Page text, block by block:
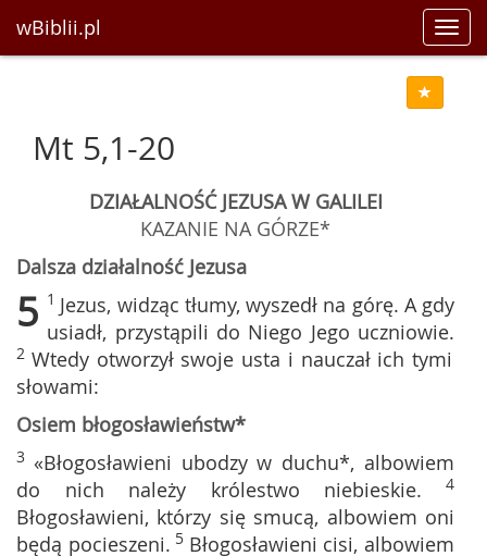
wBiblii.pl
Mt 5,1-20
DZIAŁALNOŚĆ JEZUSA W GALILEI
KAZANIE NA GÓRZE*
Dalsza działalność Jezusa
5 1 Jezus, widząc tłumy, wyszedł na górę. A gdy
usiadł, przystąpili do Niego Jego uczniowie.
2 Wtedy otworzył swoje usta i nauczał ich tymi
słowami:
Osiem błogosławieństw*
3 «Błogosławieni ubodzy w duchu*, albowiem
do nich należy królestwo niebieskie. 4
Błogosławieni, którzy się smucą, albowiem oni
będą pocieszeni. 5 Błogosławieni cisi, albowiem